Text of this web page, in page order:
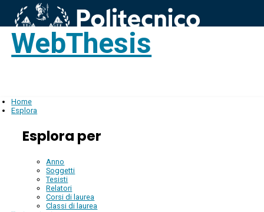
WebThesis
Home
Esplora
Esplora per
Anno
Soggetti
Tesisti
Relatori
Corsi di laurea
Classi di laurea